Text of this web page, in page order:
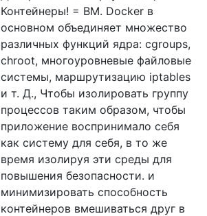
Контейнеры! = ВМ. Docker в
основном объединяет множество
различных функций ядра: cgroups,
chroot, многоуровневые файловые
системы, маршрутизацию iptables
и т. Д., Чтобы изолировать группу
процессов таким образом, чтобы
приложение воспринимало себя
как систему для себя, в то же
время изолируя эти среды для
повышения безопасности. и
минимизировать способность
контейнеров вмешиваться друг в